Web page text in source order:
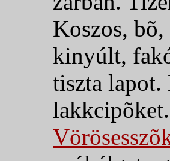
Koszos,
kinyúlt,
tiszta lapot.